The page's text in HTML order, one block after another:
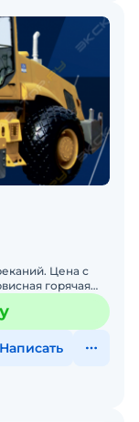
Цена с
горячая
Написать